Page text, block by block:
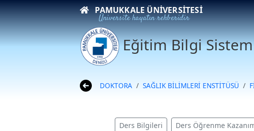
PAMUKKALE ÜNIVERSITESI
Üniversite hayatın rehberidir
Eğitim Bilgi
DOKTORA SAĞLIK BİLİMLERİ ENSTİTÜSÜ
Ders Bilgileri Ders Öğrenme